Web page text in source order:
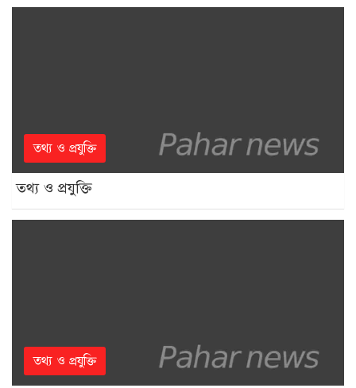
তথ্য ও প্রযুক্তি
তথ্য ও প্রযুক্তি
তথ্য ও প্রযুক্তি